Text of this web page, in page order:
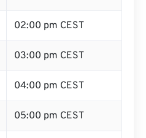
02:00 pm CEST
03:00 pm CEST
04:00 pm CEST
05:00 pm CEST